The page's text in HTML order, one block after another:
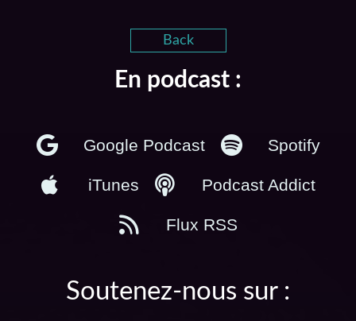
Back
En podcast :
Google Podcast Spotify
iTunes Podcast Addict
Flux RSS
Soutenez-nous sur :